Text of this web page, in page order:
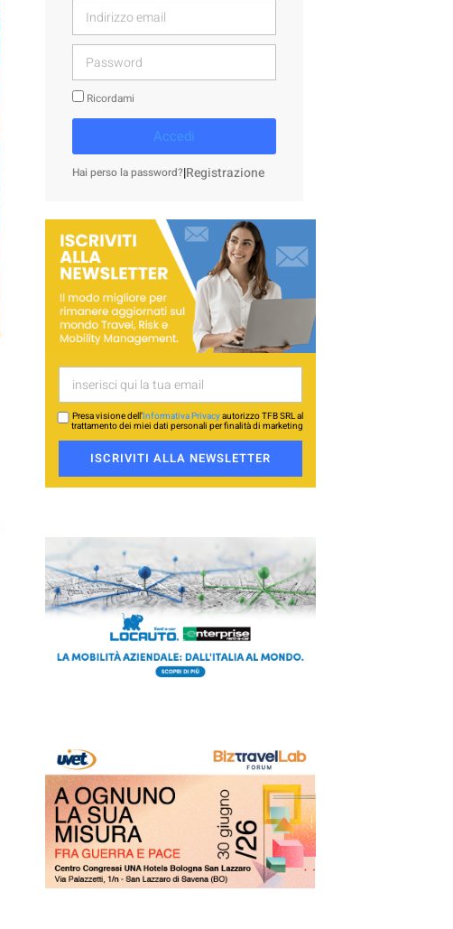
Ricordami
Accedi
Hai perso la password?|Registrazione
Presa visione dell’Informativa Privacyautorizzo TFB SRL al
trattamento dei miei dati personali per finalità di marketing
ISCRIVITI ALLA NEWSLETTER